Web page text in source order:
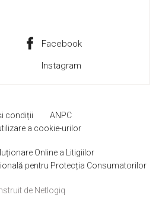
Facebook
Instagram
condiții
ANPC
a cookie-urilor
de Netlogiq